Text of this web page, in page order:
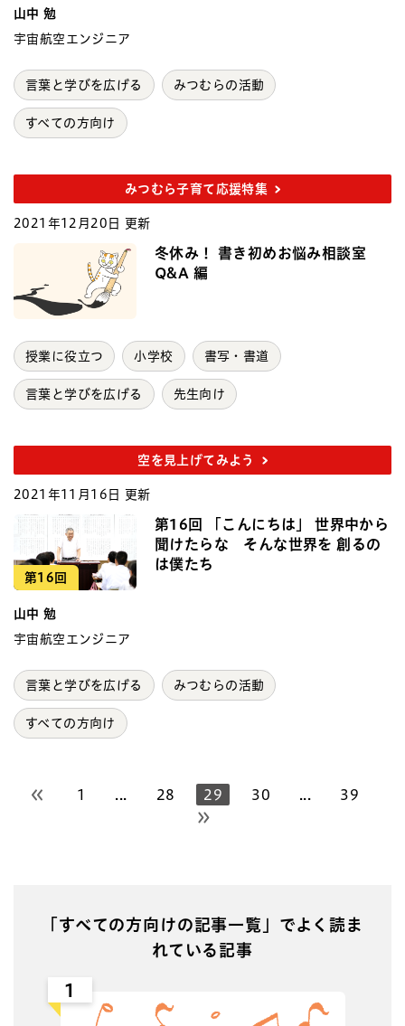
山中 勉
宇宙航空エンジニア
言葉と学びを広げる みつむらの活動
すべての方向け
みつむら子育て応援特集
2021年12月20日 更新
冬休み！ 書き初めお悩み相談室
Q&A 編
授業に役立つ 小学校 書写・書道
言葉と学びを広げる 先生向け
空を見上げてみよう
2021年11月16日 更新
第16回
第16回 「こんにちは」 世界中から
聞けたらな そんな世界を 創るの
は僕たち
山中 勉
宇宙航空エンジニア
言葉と学びを広げる みつむらの活動
すべての方向け
前のページへ
1 28 29 30
39
次のページへ
「すべての方向けの記事一覧」でよく読ま
れている記事
1